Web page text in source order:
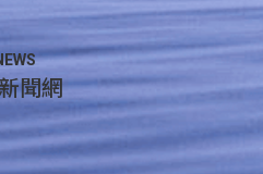
聞網